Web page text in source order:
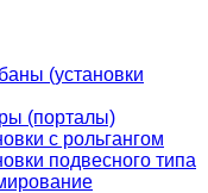
(установки
(порталы)
с рольгангом
подвесного типа